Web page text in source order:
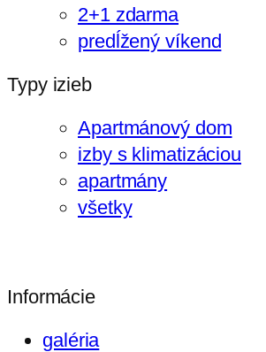
2+1 zdarma
predĺžený víkend
Typy izieb
Apartmánový dom
izby s klimatizáciou
apartmány
všetky
Informácie
galéria